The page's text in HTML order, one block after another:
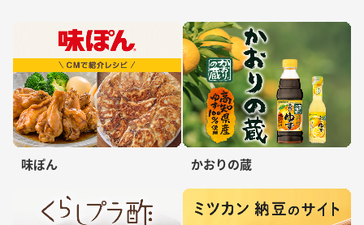
味ぽん かおりの蔵